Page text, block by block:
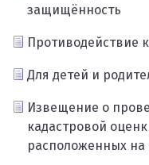
защищённость
Противодействие
Для детей и
Извещение о
кадастровой
расположенных на